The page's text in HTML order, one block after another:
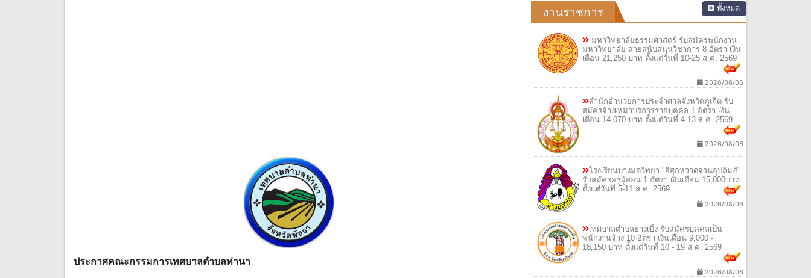
ประกาศคณะกรรมการเทศบาลตําบลท่านา
งานราชการ ทั้งหมด
มหาวิทยาลัยธรรมศาสตร์ รับสมัครพนักงาน
มหาวิทยาลัย สายสนับสนุนวิชาการ 8 อัตรา เงิน
เดือน 21,250 บาท ตั้งแต่วันที่ 10-25 ส.ค. 2569
2026/08/06
สำนักอำนวยการประจำศาลจังหวัดภูเก็ต รับ
สมัครจ้างเหมาบริการรายบุคคล 1 อัตรา เงิน
เดือน 14,070 บาท ตั้งแต่วันที่ 4-13 ส.ค. 2569
2026/08/06
โรงเรียนบางมดวิทยา "สีสุกหวาดจวนอุปถัมภ์"
รับสมัครครูผู้สอน 1 อัตรา เงินเดือน 15,000บาท
ตั้งแต่วันที่ 5-11 ส.ค. 2569
2026/08/06
เทศบาลตำบลยางเบิ้ง รับสมัครบุคคลเป็น
พนักงานจ้าง 10 อัตรา เงินเดือน 9,000 -
18,150 บาท ตั้งแต่วันที่ 10 - 19 ส.ค. 2569
2026/08/06